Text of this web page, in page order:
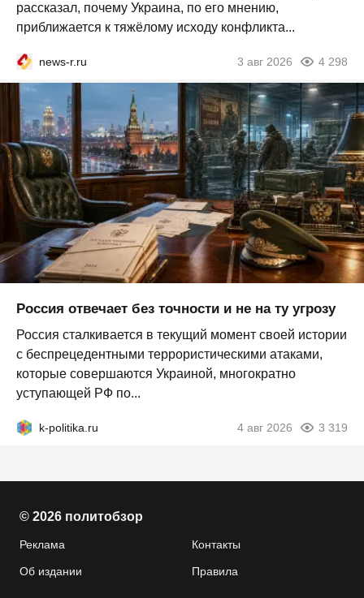
рассказал, почему Украина, по его мнению,
приближается к тяжёлому исходу конфликта...
news-r.ru 3 авг 2026 4 298
Россия отвечает без точности и не на ту угрозу
Россия сталкивается в текущий момент своей истории
с беспрецедентными террористическими атаками,
которые совершаются Украиной, многократно
уступающей РФ по...
k-politika.ru 4 авг 2026 3 319
© 2026 политобзор
Реклама Контакты
Об издании Правила